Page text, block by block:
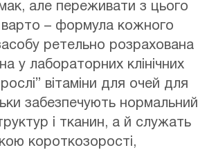
але переживати з цього
– формула кожного
ретельно розрахована
у лабораторних клінічних
вітаміни для очей для
забезпечують нормальний
і тканин, а й служать
короткозорості,